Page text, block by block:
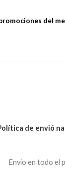
del
de envió
Envio en todo el